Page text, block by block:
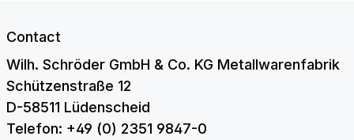
Contact
Wilh. Schröder GmbH & Co. KG Metallwarenfabrik
Schützenstraße 12
D-58511 Lüdenscheid
Telefon: +49 (0) 2351 9847-0